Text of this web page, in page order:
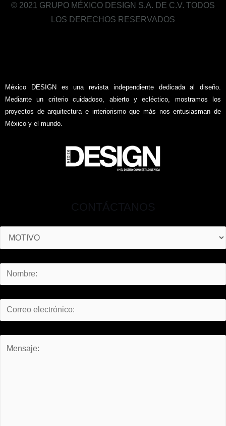
© 2021 GRUPO MÉXICO DESIGN S.A. DE C.V. TODOS
LOS DERECHOS RESERVADOS
México DESIGN es una revista independiente dedicada al diseño.
Mediante un criterio cuidadoso, abierto y ecléctico, mostramos los
proyectos de arquitectura e interiorismo que más nos entusiasman de
México y el mundo.
CONTÁCTANOS